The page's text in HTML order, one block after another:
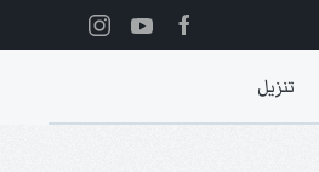
تنزيل